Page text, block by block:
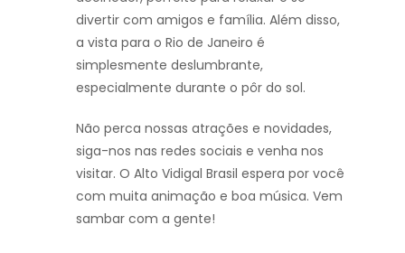
divertir com amigos e família. Além disso,
a vista para o Rio de Janeiro é
simplesmente deslumbrante,
especialmente durante o pôr do sol.
Não perca nossas atrações e novidades,
siga-nos nas redes sociais e venha nos
visitar. O Alto Vidigal Brasil espera por você
com muita animação e boa música. Vem
sambar com a gente!